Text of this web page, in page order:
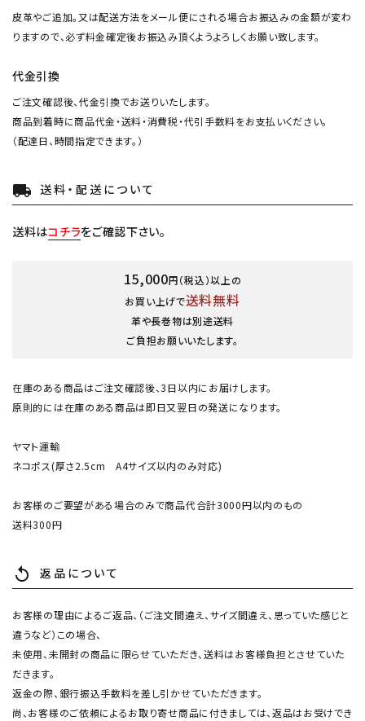
皮革やご追加。又は配送方法をメール便にされる場合お振込みの金額が変わ
りますので、必ず料金確定後お振込み頂くようよろしくお願い致します。
代金引換
ご注文確認後、代金引換でお送りいたします。
商品到着時に商品代金・送料・消費税・代引手数料をお支払いください。
（配達日、時間指定できます。）
local_shipping 送料・配送について
送料はコチラをご確認下さい。
15,000円（税込）以上の
お買い上げで送料無料
革や長巻物は別途送料
ご負担お願いいたします。
在庫のある商品はご注文確認後、3日以内にお届けします。
原則的には在庫のある商品は即日又翌日の発送になります。
ヤマト運輸
ネコポス(厚さ2.5cm A4サイズ以内のみ対応)
お客様のご要望がある場合のみで商品代合計3000円以内のもの
送料300円
replay 返品について
お客様の理由によるご返品、（ご注文間違え、サイズ間違え、思っていた感じと
違うなど）この場合、
未使用、未開封の商品に限らせていただき、送料はお客様負担とさせていた
だきます。
返金の際、銀行振込手数料を差し引かせていただきます。
尚、お客様のご依頼によるお取り寄せ商品に付きましては、返品はお受けでき